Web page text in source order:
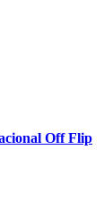
Off Flip